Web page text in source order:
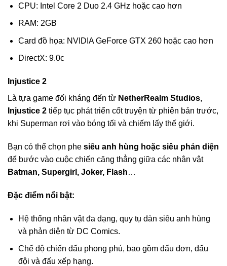
CPU: Intel Core 2 Duo 2.4 GHz hoặc cao hơn
RAM: 2GB
Card đồ họa: NVIDIA GeForce GTX 260 hoặc cao hơn
DirectX: 9.0c
Injustice 2
Là tựa game đối kháng đến từ NetherRealm Studios,
Injustice 2 tiếp tục phát triển cốt truyện từ phiên bản trước,
khi Superman rơi vào bóng tối và chiếm lấy thế giới.
Bạn có thể chọn phe siêu anh hùng hoặc siêu phản diện
để bước vào cuộc chiến căng thẳng giữa các nhân vật
Batman, Supergirl, Joker, Flash…
Đặc điểm nổi bật:
Hệ thống nhân vật đa dạng, quy tụ dàn siêu anh hùng
và phản diện từ DC Comics.
Chế độ chiến đấu phong phú, bao gồm đấu đơn, đấu
đội và đấu xếp hạng.